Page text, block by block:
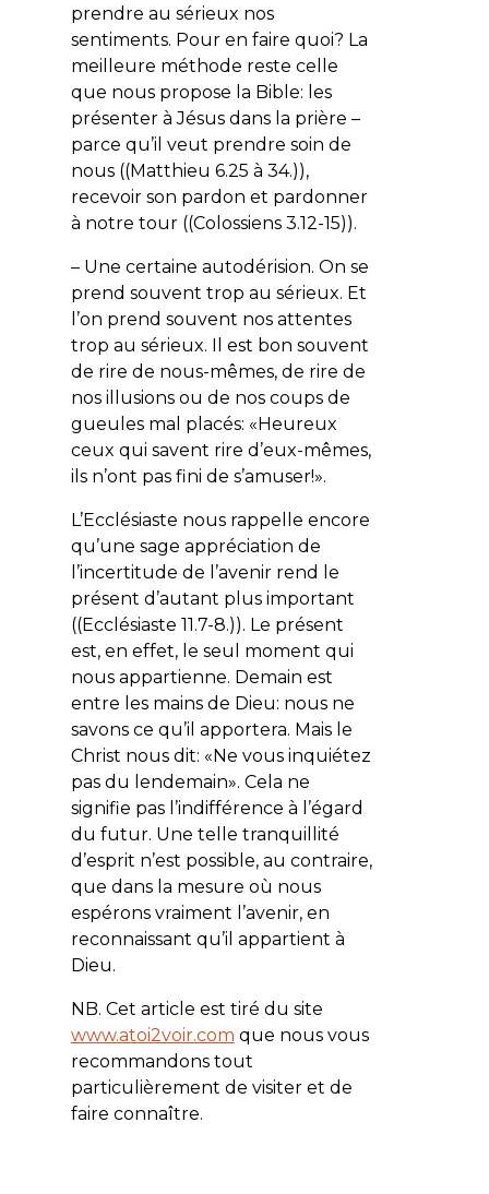
prendre au sérieux nos
sentiments. Pour en faire quoi? La
meilleure méthode reste celle
que nous propose la Bible: les
présenter à Jésus dans la prière –
parce qu’il veut prendre soin de
nous ((Matthieu 6.25 à 34.)),
recevoir son pardon et pardonner
à notre tour ((Colossiens 3.12-15)).
– Une certaine autodérision. On se
prend souvent trop au sérieux. Et
l’on prend souvent nos attentes
trop au sérieux. Il est bon souvent
de rire de nous-mêmes, de rire de
nos illusions ou de nos coups de
gueules mal placés: «Heureux
ceux qui savent rire d’eux-mêmes,
ils n’ont pas fini de s’amuser!».
L’Ecclésiaste nous rappelle encore
qu’une sage appréciation de
l’incertitude de l’avenir rend le
présent d’autant plus important
((Ecclésiaste 11.7-8.)). Le présent
est, en effet, le seul moment qui
nous appartienne. Demain est
entre les mains de Dieu: nous ne
savons ce qu’il apportera. Mais le
Christ nous dit: «Ne vous inquiétez
pas du lendemain». Cela ne
signifie pas l’indifférence à l’égard
du futur. Une telle tranquillité
d’esprit n’est possible, au contraire,
que dans la mesure où nous
espérons vraiment l’avenir, en
reconnaissant qu’il appartient à
Dieu.
NB. Cet article est tiré du site
www.atoi2voir.com que nous vous
recommandons tout
particulièrement de visiter et de
faire connaître.